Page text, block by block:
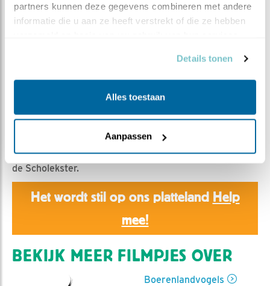
partners kunnen deze gegevens combineren met andere
informatie die u aan ze heeft verstrekt of die ze hebben
Details tonen
Alles toestaan
Aanpassen
Romke Visser | Geplaatst op 12 mei 2023, 20:05 |
Bewaar dit filmpje |
In de vroege morgen een grote drukte van belang rond
de Scholekster.
Het wordt stil op ons platteland Help
mee!
BEKIJK MEER FILMPJES OVER
Boerenlandvogels